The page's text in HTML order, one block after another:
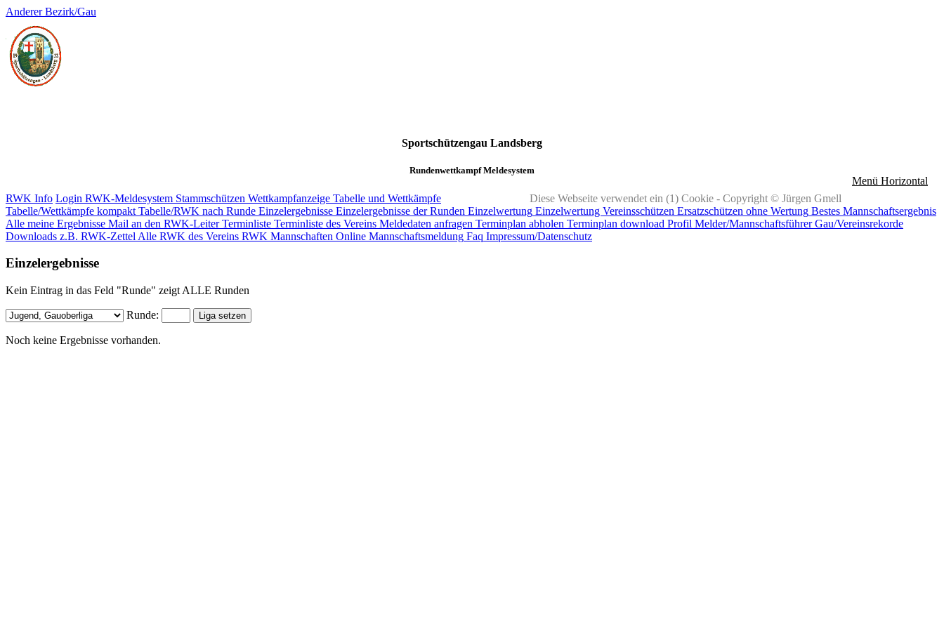
Anderer Bezirk/Gau
Sportschützengau Landsberg
Rundenwettkampf Meldesystem
Menü Horizontal
Diese Webseite verwendet ein (1) Cookie - Copyright © Jürgen Gmell
RWK Info Login RWK-Meldesystem Stammschützen Wettkampfanzeige Tabelle und Wettkämpfe
Tabelle/Wettkämpfe kompakt Tabelle/RWK nach Runde Einzelergebnisse Einzelergebnisse der Runden Einzelwertung Einzelwertung Vereinsschützen Ersatzschützen ohne Wertung Bestes Mannschaftsergebnis
Alle meine Ergebnisse Mail an den RWK-LeiterTerminliste Terminliste des Vereins Meldedaten anfragen Terminplan abholen Terminplan download Profil Melder/MannschaftsführerGau/Vereinsrekorde
Downloads z.B. RWK-Zettel Alle RWK des Vereins RWK Mannschaften Online Mannschaftsmeldung Faq Impressum/Datenschutz
Einzelergebnisse
Kein Eintrag in das Feld "Runde" zeigt ALLE Runden
Runde:
Noch keine Ergebnisse vorhanden.